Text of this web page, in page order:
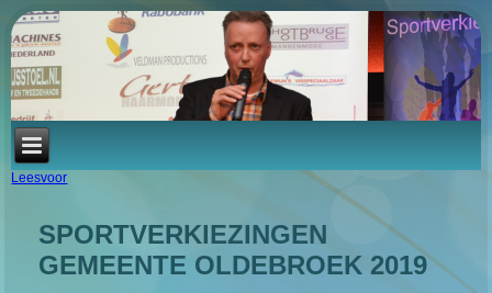
Leesvoor
SPORTVERKIEZINGEN
GEMEENTE OLDEBROEK 2019